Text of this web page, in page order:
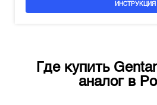
ИНСТРУКЦИЯ
Где купить
аналог в